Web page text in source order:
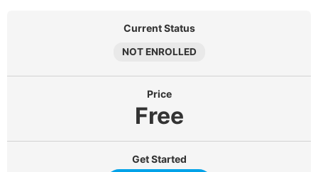
Current Status
NOT ENROLLED
Price
Free
Get Started